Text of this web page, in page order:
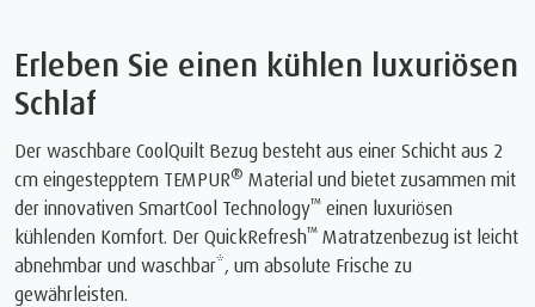
Erleben Sie einen kühlen luxuriösen
Schlaf
Der waschbare CoolQuilt Bezug besteht aus einer Schicht aus 2
cm eingestepptem TEMPUR® Material und bietet zusammen mit
der innovativen SmartCool Technology™ einen luxuriösen
kühlenden Komfort. Der QuickRefresh™ Matratzenbezug ist leicht
abnehmbar und waschbar*, um absolute Frische zu
gewährleisten.